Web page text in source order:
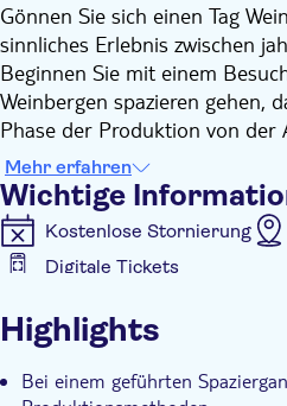
Gönnen Sie sich einen Tag
sinnliches Erlebnis zwischen
Beginnen Sie mit einem
Weinbergen spazieren gehen,
Phase der Produktion von der
Sie eine geführte
Früchten, Vanille und
Die Reise wird mit einem
Paprika und Chili, weiße
sowie Goxua (ein
Bräuche, die die Identität
Mit Abholung vom Hotel in
Mehr erfahren
Wichtige
Kostenlose Stornierung
Digitale Tickets
Sofortbestätigung
Kleine Gruppengröße
Highlights
Bei einem geführten